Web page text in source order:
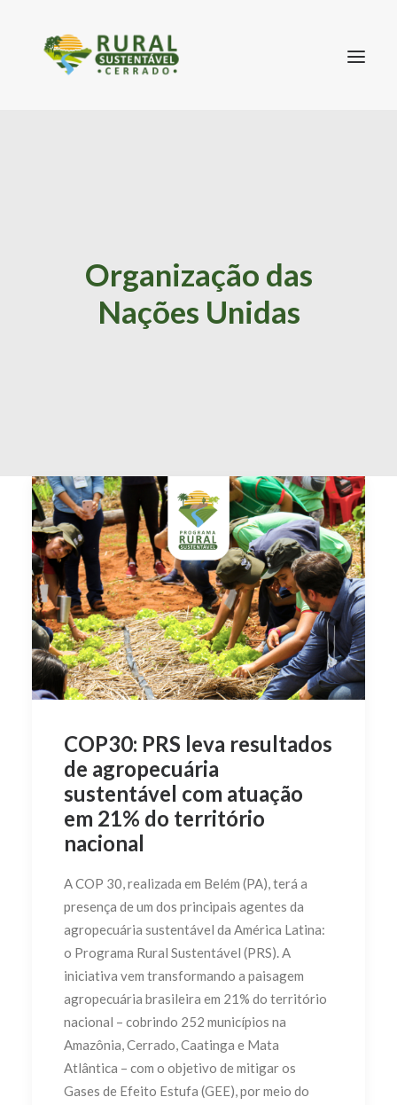
Organização das
Nações Unidas
COP30: PRS leva resultados
de agropecuária
sustentável com atuação
em 21% do território
nacional
A COP 30, realizada em Belém (PA), terá a
presença de um dos principais agentes da
agropecuária sustentável da América Latina:
o Programa Rural Sustentável (PRS). A
iniciativa vem transformando a paisagem
agropecuária brasileira em 21% do território
nacional – cobrindo 252 municípios na
Amazônia, Cerrado, Caatinga e Mata
Atlântica – com o objetivo de mitigar os
Gases de Efeito Estufa (GEE), por meio do